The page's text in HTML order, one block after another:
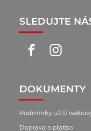
SLEDUJTE
DOKUMENTY
Podmínky užití
Doprava a platba